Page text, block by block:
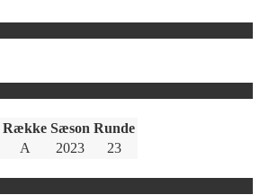
Række Sæson Runde
A 2023 23